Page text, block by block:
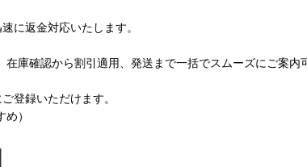
に返金対応いたします。
庫確認から割引適用、発送まで一括でスムーズにご案
登録いただけます。
）